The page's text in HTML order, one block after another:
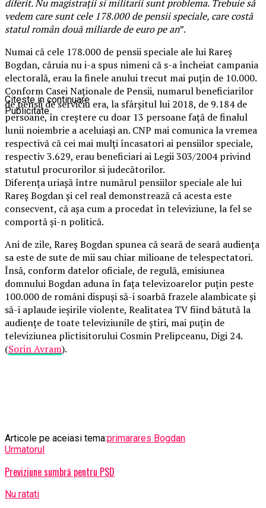
diferit. Nu magistrații si militarii sunt problema. Trebuie să
vedem care sunt cele 178.000 de pensii speciale, care costă
statul român două miliarde de euro pe an”.
Numai că cele 178.000 de pensii speciale ale lui Rareş
Bogdan, căruia nu i-a spus nimeni că s-a încheiat campania
electorală, erau la finele anului trecut mai puţin de 10.000.
Conform Casei Naţionale de Pensii, numarul beneficiarilor
de pensii de serviciu era, la sfârşitul lui 2018, de 9.184 de
persoane, în creştere cu doar 13 persoane faţă de finalul
lunii noiembrie a aceluiaşi an. CNP mai comunica la vremea
respectivă că cei mai mulţi încasatori ai pensiilor speciale,
respectiv 3.629, erau beneficiari ai Legii 303/2004 privind
statutul procurorilor si judecătorilor.
Diferenţa uriaşă între numărul pensiilor speciale ale lui
Rareş Bogdan şi cel real demonstrează că acesta este
consecvent, că aşa cum a procedat în televiziune, la fel se
comportă şi-n politică.
Ani de zile, Rareş Bogdan spunea că seară de seară audienţa
sa este de sute de mii sau chiar milioane de telespectatori.
Însă, conform datelor oficiale, de regulă, emisiunea
domnului Bogdan aduna în faţa televizoarelor puţin peste
100.000 de români dispuşi să-i soarbă frazele alambicate şi
să-i aplaude ieşirile violente, Realitatea TV fiind bătută la
audienţe de toate televiziunile de ştiri, mai puţin de
televiziunea plictisitorului Cosmin Prelipceanu, Digi 24.
(Sorin Avram).
Articole pe aceiasi tema:primarares Bogdan
Urmatorul
Previziune sumbră pentru PSD
Nu ratati
Citeste in continuare
Publicitate